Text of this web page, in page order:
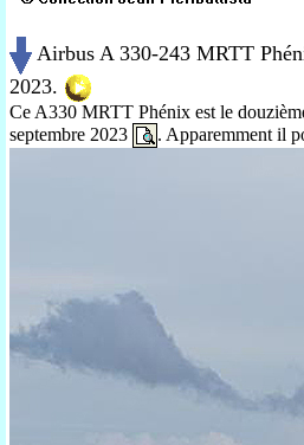
Airbus A 330-243 MRTT
2023.
Ce A330 MRTT Phénix est le
septembre 2023
. Apparemment il